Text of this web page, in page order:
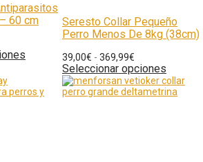
60 cm
Seresto Collar Pequeño
Perro Menos De 8kg (38cm)
39,00€ - 369,99€
Seleccionar opciones